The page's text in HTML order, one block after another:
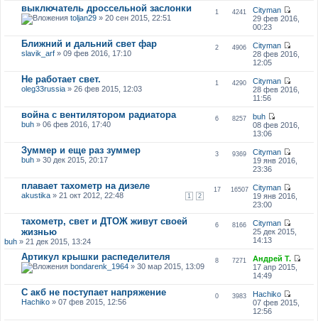
выключатель дроссельной заслонки
toljan29» 20 сен 2015, 22:51
1 4241
Cityman
29 фев 2016,
00:23
Ближний и дальний свет фар
slavik_arf» 09 фев 2016, 17:10
2 4906
Cityman
28 фев 2016,
12:05
Не работает свет.
oleg33russia» 26 фев 2015, 12:03
1 4290
Cityman
28 фев 2016,
11:56
война с вентилятором радиатора
buh» 06 фев 2016, 17:40
6 8257
buh
08 фев 2016,
13:06
Зуммер и еще раз зуммер
buh» 30 дек 2015, 20:17
3 9369
Cityman
19 янв 2016,
23:36
плавает тахометр на дизеле
1 2
akustika» 21 окт 2012, 22:48
17 16507
Cityman
19 янв 2016,
23:00
тахометр, свет и ДТОЖ живут своей
жизнью
buh» 21 дек 2015, 13:24
6 8166
Cityman
25 дек 2015,
14:13
Артикул крышки распеделителя
bondarenk_1964» 30 мар 2015, 13:09
8 7271
Андрей Т.
17 апр 2015,
14:49
С акб не поступает напряжение
Hachiko» 07 фев 2015, 12:56
0 3983
Hachiko
07 фев 2015,
12:56